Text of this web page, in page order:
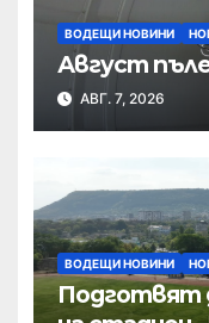
ВОДЕЩИ НОВИНИ
Август
АВГ. 7, 2026
ВОДЕЩИ НОВИНИ
Подготвят